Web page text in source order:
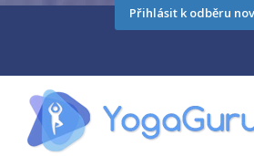
Přihlásit k odběru